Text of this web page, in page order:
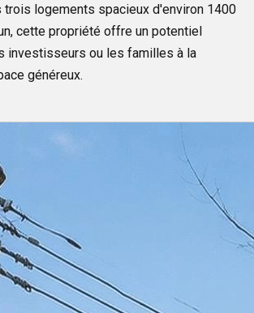
logements spacieux d'environ 1400
cette propriété offre un potentiel
investisseurs ou les familles à la
généreux.